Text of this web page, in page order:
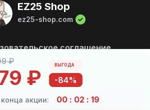
₽
₽
ВЫГОДА
-84%
акции: 00 : 02 : 19
EZ25 Shop
ez25-shop.com
соглашение
Куплено товаров